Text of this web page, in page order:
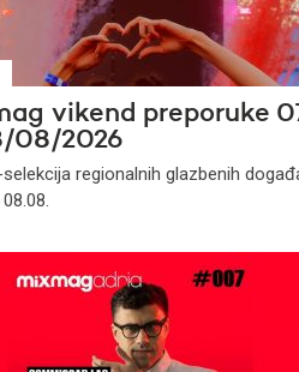
vikend preporuke
08/2026
regionalnih glazbenih